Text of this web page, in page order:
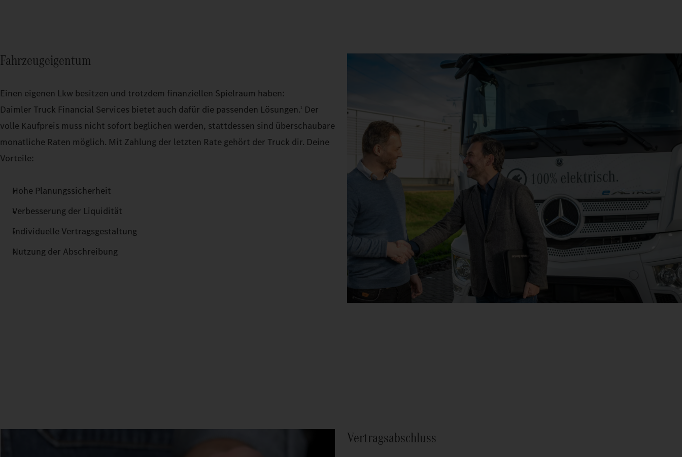
Fahrzeugeigentum
Einen eigenen Lkw besitzen und trotzdem finanziellen Spielraum haben:
Daimler Truck Financial Services bietet auch dafür die passenden Lösungen.1 Der
volle Kaufpreis muss nicht sofort beglichen werden, stattdessen sind überschaubare
monatliche Raten möglich. Mit Zahlung der letzten Rate gehört der Truck dir. Deine
Vorteile:
Hohe Planungssicherheit
Verbesserung der Liquidität
Individuelle Vertragsgestaltung
Nutzung der Abschreibung
Vertragsabschluss